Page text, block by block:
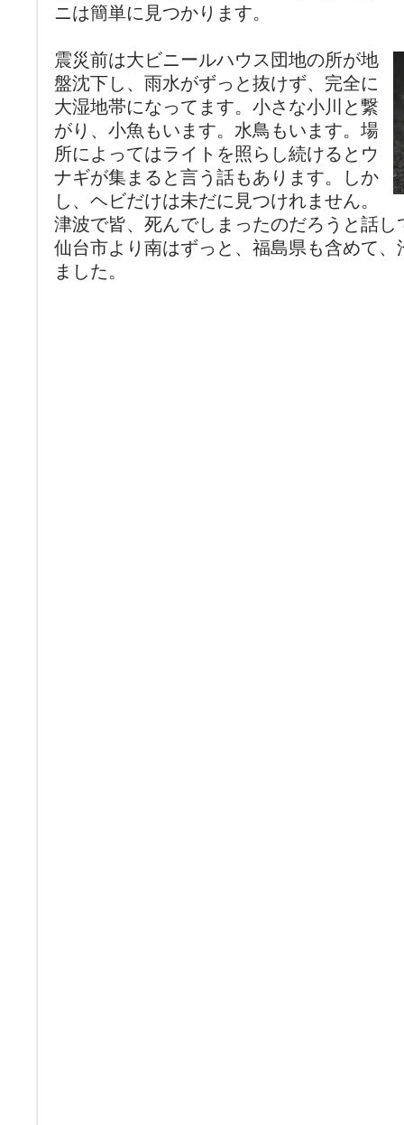
ニは簡単に見つかります。
震災前は大ビニールハウス団地の所が地
盤沈下し、雨水がずっと抜けず、完全に
大湿地帯になってます。小さな小川と繋
がり、小魚もいます。水鳥もいます。場
所によってはライトを照らし続けるとウ
ナギが集まると言う話もあります。しか
し、ヘビだけは未だに見つけれません。
津波で皆、死んでしまったのだろうと話し
仙台市より南はずっと、福島県も含めて
ました。